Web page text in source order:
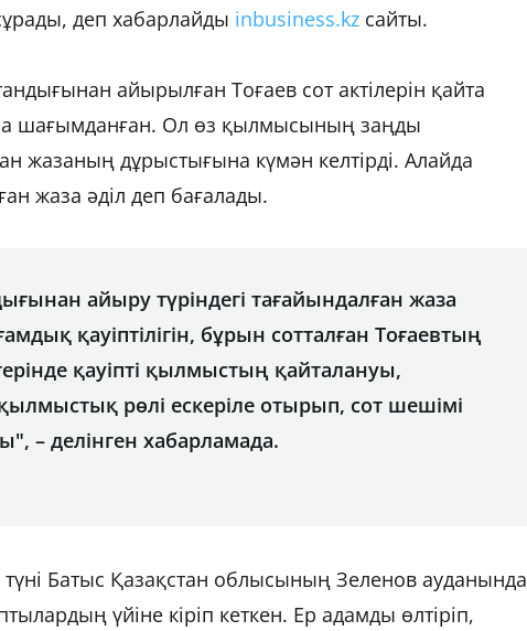
деп хабарлайды inbusiness.kz сайты.
айырылған Тоғаев сот актілерін қайта
шағымданған. Ол өз қылмысының заңды
жазаның дұрыстығына күмән келтірді. Алайда
жаза әділ деп бағалады.
айыру түріндегі тағайындалған жаза
қауіптілігін, бұрын сотталған Тоғаевтың
қауіпті қылмыстың қайталануы,
рөлі ескеріле отырып, сот шешімі
– делінген хабарламада.
Батыс Қазақстан облысының Зеленов ауданында
үйіне кіріп кеткен. Ер адамды өлтіріп,